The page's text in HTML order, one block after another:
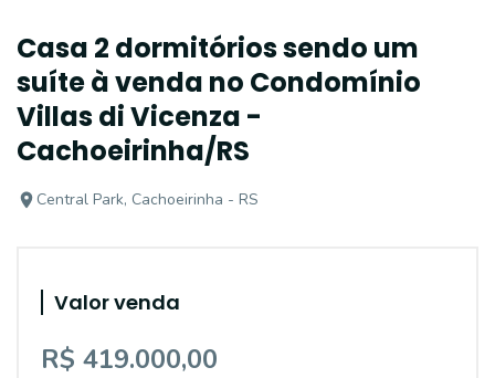
Casa 2 dormitórios sendo um
suíte à venda no Condomínio
Villas di Vicenza -
Cachoeirinha/RS
Central Park, Cachoeirinha - RS
Valor venda
R$ 419.000,00